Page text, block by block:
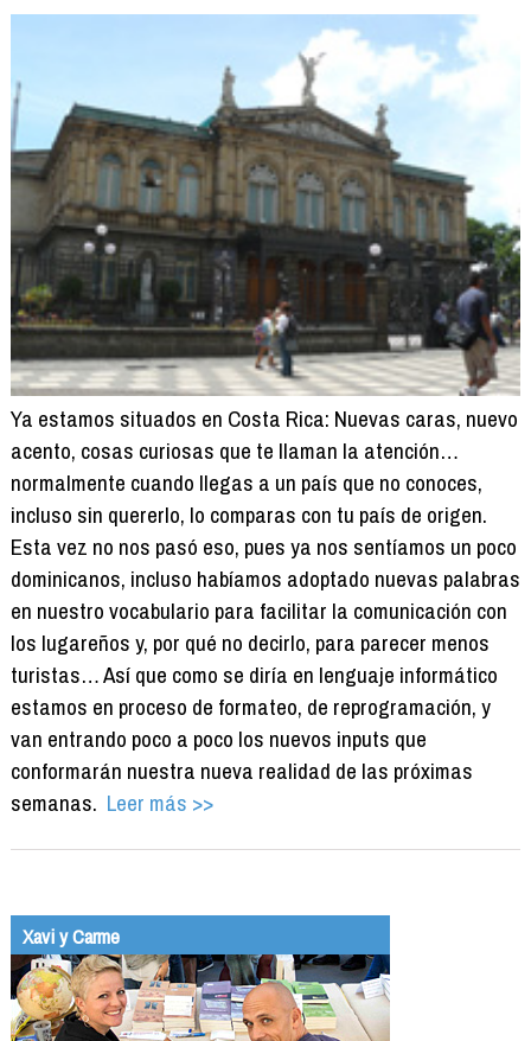
Ya estamos situados en Costa Rica: Nuevas caras, nuevo
acento, cosas curiosas que te llaman la atención…
normalmente cuando llegas a un país que no conoces,
incluso sin quererlo, lo comparas con tu país de origen.
Esta vez no nos pasó eso, pues ya nos sentíamos un poco
dominicanos, incluso habíamos adoptado nuevas palabras
en nuestro vocabulario para facilitar la comunicación con
los lugareños y, por qué no decirlo, para parecer menos
turistas… Así que como se diría en lenguaje informático
estamos en proceso de formateo, de reprogramación, y
van entrando poco a poco los nuevos inputs que
conformarán nuestra nueva realidad de las próximas
semanas. Leer más >>
Xavi y Carme